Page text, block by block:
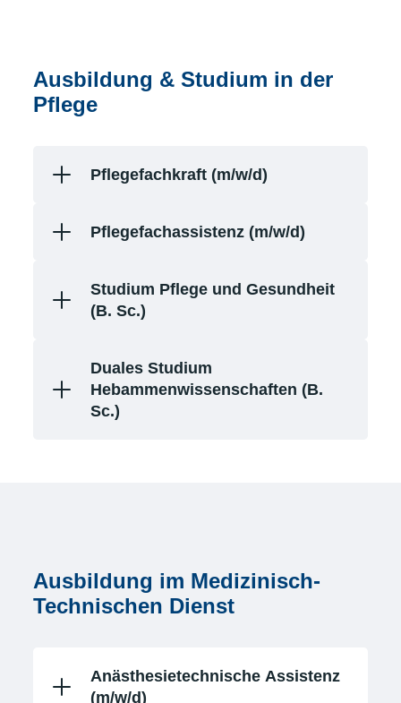
Ausbildung & Studium in der
Pflege
Pflegefachkraft (m/w/d)
Pflegefachassistenz (m/w/d)
Studium Pflege und Gesundheit
(B. Sc.)
Duales Studium
Hebammenwissenschaften (B.
Sc.)
Ausbildung im Medizinisch-
Technischen Dienst
Anästhesietechnische Assistenz
(m/w/d)